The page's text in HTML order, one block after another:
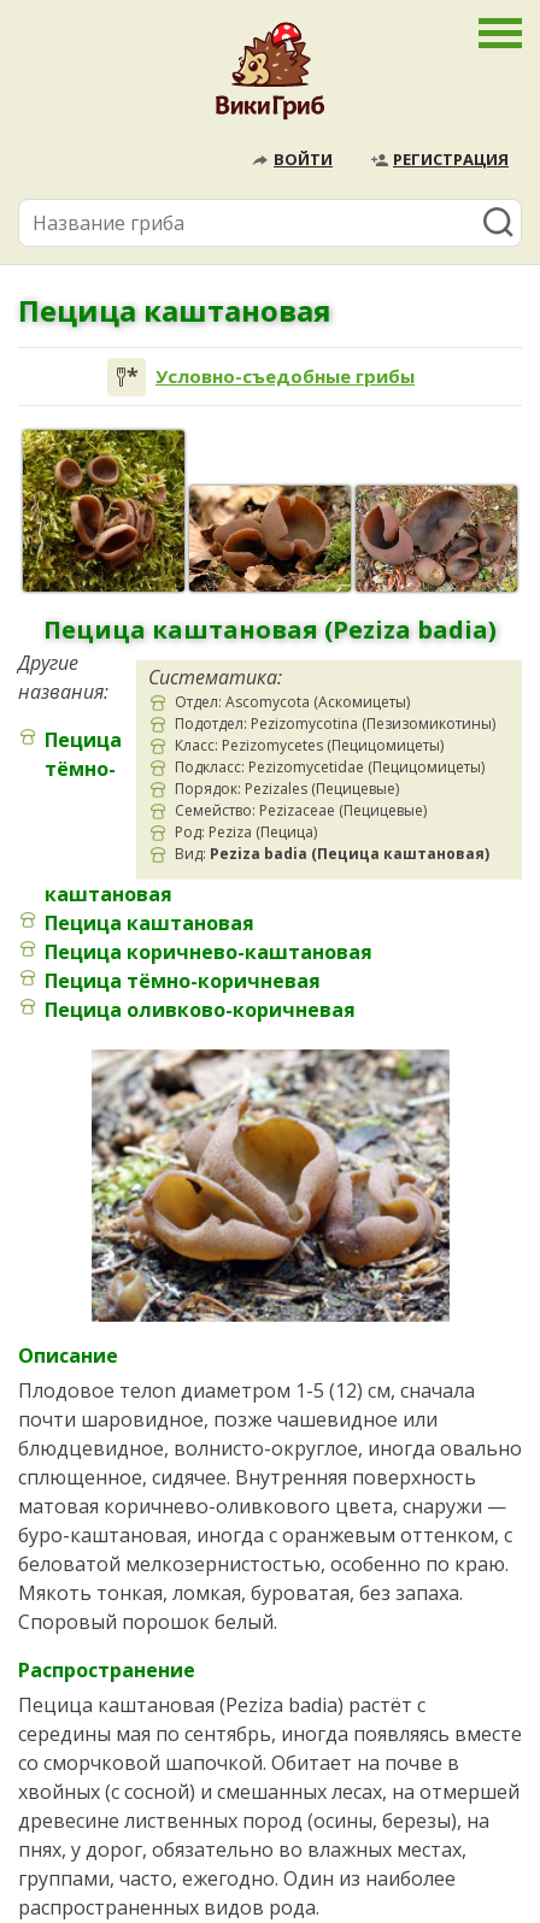
ВОЙТИ РЕГИСТРАЦИЯ
Пецица каштановая
Условно-съедобные грибы
Пецица каштановая (Peziza badia)
Систематика:
Отдел: Ascomycota (Аскомицеты)
Подотдел: Pezizomycotina (Пезизомикотины)
Класс: Pezizomycetes (Пецицомицеты)
Подкласс: Pezizomycetidae (Пецицомицеты)
Порядок: Pezizales (Пецицевые)
Семейство: Pezizaceae (Пецицевые)
Род: Peziza (Пецица)
Вид: Peziza badia (Пецица каштановая)
Другие
названия:
Пецица
тёмно-
каштановая
Пецица каштановая
Пецица коричнево-каштановая
Пецица тёмно-коричневая
Пецица оливково-коричневая
Описание
Плодовое телоn диаметром 1-5 (12) см, сначала
почти шаровидное, позже чашевидное или
блюдцевидное, волнисто-округлое, иногда овально
сплющенное, сидячее. Внутренняя поверхность
матовая коричнево-оливкового цвета, снаружи —
буро-каштановая, иногда с оранжевым оттенком, с
беловатой мелкозернистостью, особенно по краю.
Мякоть тонкая, ломкая, буроватая, без запаха.
Споровый порошок белый.
Распространение
Пецица каштановая (Peziza badia) растёт с
середины мая по сентябрь, иногда появляясь вместе
со сморчковой шапочкой. Обитает на почве в
хвойных (с сосной) и смешанных лесах, на отмершей
древесине лиственных пород (осины, березы), на
пнях, у дорог, обязательно во влажных местах,
группами, часто, ежегодно. Один из наиболее
распространенных видов рода.